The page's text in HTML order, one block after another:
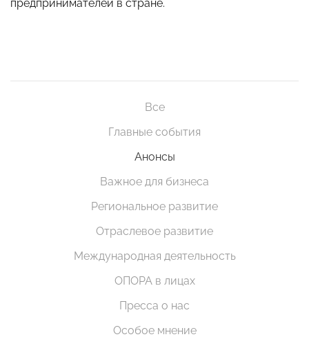
предпринимателей в стране.
Все
Главные события
Анонсы
Важное для бизнеса
Региональное развитие
Отраслевое развитие
Международная деятельность
ОПОРА в лицах
Пресса о нас
Особое мнение